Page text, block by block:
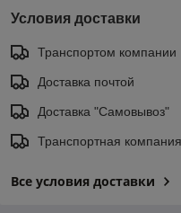
Условия доставки
Транспортом компании
Доставка почтой
Доставка "Самовывоз"
Транспортная компания
Все условия доставки